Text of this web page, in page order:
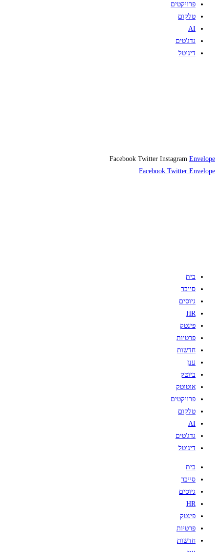
פרויקטים
טלקום
AI
גדג'טים
דיגיטל
Facebook Twitter Instagram Envelope
Facebook Twitter Envelope
בית
סייבר
גיוסים
HR
פינטק
פרטיות
חדשות
ענן
ביוטק
אוטוטק
פרויקטים
טלקום
AI
גדג'טים
דיגיטל
בית
סייבר
גיוסים
HR
פינטק
פרטיות
חדשות